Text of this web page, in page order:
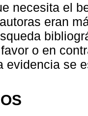
necesita el
eran
o en
evidencia se